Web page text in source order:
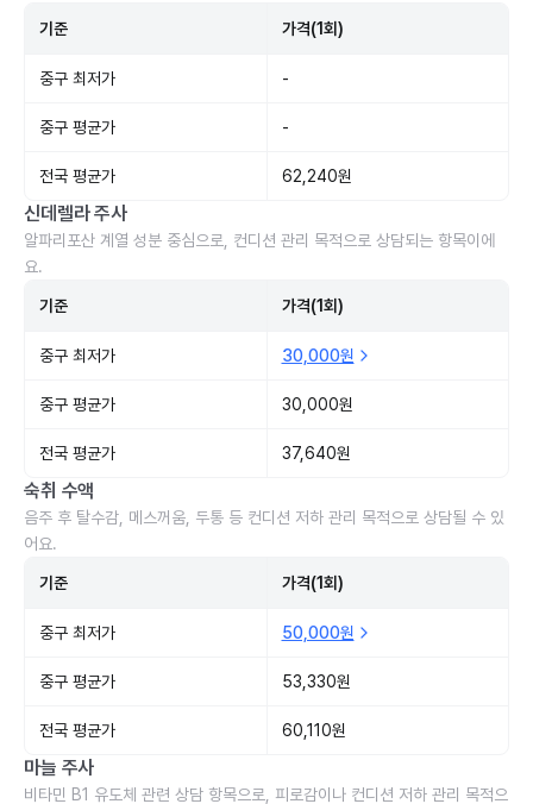
기준 가격(1회)
중구 최저가 -
중구 평균가 -
전국 평균가 62,240원
신데렐라 주사
알파리포산 계열 성분 중심으로, 컨디션 관리 목적으로 상담되는 항목이에
요.
기준 가격(1회)
중구 최저가 30,000원
중구 평균가 30,000원
전국 평균가 37,640원
숙취 수액
음주 후 탈수감, 메스꺼움, 두통 등 컨디션 저하 관리 목적으로 상담될 수 있
어요.
기준 가격(1회)
중구 최저가 50,000원
중구 평균가 53,330원
전국 평균가 60,110원
마늘 주사
비타민 B1 유도체 관련 상담 항목으로, 피로감이나 컨디션 저하 관리 목적으